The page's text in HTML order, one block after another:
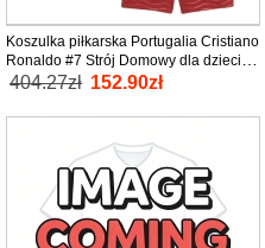
Koszulka piłkarska Portugalia Cristiano
Ronaldo #7 Strój Domowy dla dzieci
MŚ 2026 tanio Krótki Rękaw (+ Krótkie
404.27zł 152.90zł